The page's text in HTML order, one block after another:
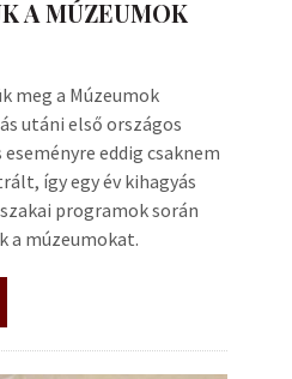
A MÚZEUMOK
meg a Múzeumok
utáni első országos
eddig csaknem
így egy év kihagyás
programok során
a múzeumokat.